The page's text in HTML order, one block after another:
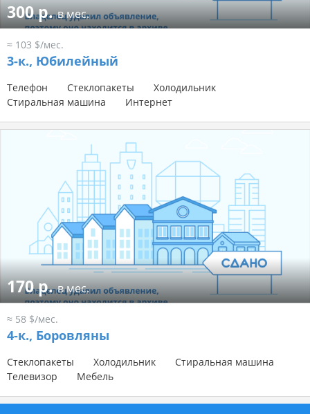
300 р.в мес.
≈ 103 $/мес.
3-к., Юбилейный
Телефон Стеклопакеты
Холодильник
Стиральная машина
Интернет
170 р.в мес.
≈ 58 $/мес.
4-к., Боровляны
Стеклопакеты Холодильник
Стиральная машина
Телевизор
Мебель